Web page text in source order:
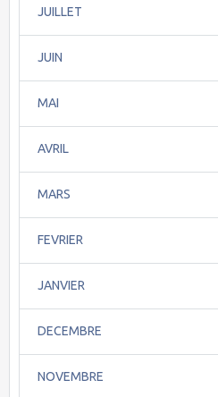
JUILLET
JUIN
MAI
AVRIL
MARS
FEVRIER
JANVIER
DECEMBRE
NOVEMBRE